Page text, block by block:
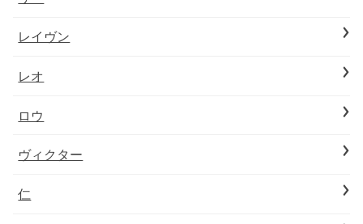
レイヴン
レオ
ロウ
ヴィクター
仁